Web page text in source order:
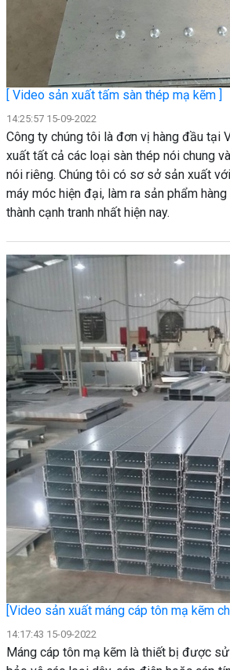
[ Video sản xuất tấm sàn thép mạ kẽm ]
14:25:57 15-09-2022
Công ty chúng tôi là đơn vị hàng đầu tại
xuất tất cả các loại sàn thép nói chung
nói riêng. Chúng tôi có sơ sở sản xuất
máy móc hiện đại, làm ra sản phẩm
thành cạnh tranh nhất hiện nay.
[Video sản xuất máng cáp tôn mạ kẽm
14:17:43 15-09-2022
Máng cáp tôn mạ kẽm là thiết bị được